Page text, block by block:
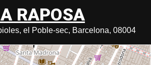
RAPOSA
el Poble-sec, Barcelona, 08004